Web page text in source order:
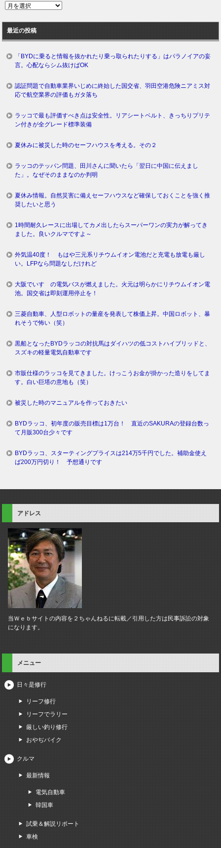
過
ロ
グ
最近の投稿
「BYDに乗ると情報を抜かれたり乗っ取られたりする」はパラノイアの妄
言。心配ならシム抜けばOK
認証問題で自動車業界いじめに終始した国交省、羽田空港危険ニアミス対
応で航空業界の評価もガタ落ち
ラッコで最も評価すべき点は安全性。リアシートベルト、きっちりプリテ
ン付きが全グレード標準装備
夏休みに被災した時のセーフハウスを考える。その２
ラッコのテッパン問題、田川さんに聞いたら「翌日に中国に伝えまし
た」。なぜそのままなのか判明
夏休み情報。自然災害に備えセーフハウスなど確保しておくことを強く推
奨したいと思う
1時間耐久レースに出場してカメ出したらスーパーワンの実力が解ってき
ました。良いクルマですよ～
外気温40度！ もはや三元系リチウムイオン電池だと充電も放電も厳し
い。LFPなら問題なしだけれど
大阪でいすゞの電気バスが燃えました。火元は明らかにリチウムイオン電
池。国交省は即刻運用停止を！
三菱自動車、人型ロボットの量産を発表して株価上昇。中国ロボット、暴
れそうで怖い（笑）
黒船となったBYDラッコの対抗馬はダイハツの低コストハイブリッドと、
スズキの軽量電気自動車です
市販仕様のラッコを見てきました。けっこうお金が掛かった造りをしてま
す。白い巨塔の意地も（笑）
被災した時のマニュアルを作っておきたい
BYDラッコ、初年度の販売目標は1万台！ 直近のSAKURAの登録台数っ
て月販300台少々です
BYDラッコ、スターティングプライスは214万5千円でした。補助金使え
ば200万円切り！ 予想通りです
アドレス
当Ｗｅｂサイトの内容を２ちゃんねるに転載／引用した方は民事訴訟の対象
になります。
メニュー
日々是修行
リーフ修行
リーフでラリー
厳しい釣り修行
おやぢバイク
クルマ
最新情報
電気自動車
韓国車
試乗＆解説リポート
車検